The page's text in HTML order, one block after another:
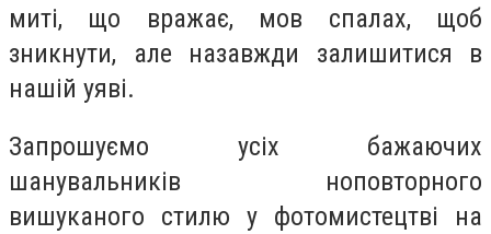
миті, що вражає, мов спалах, щоб
зникнути, але назавжди залишитися в
нашій уяві.
Запрошуємо усіх бажаючих
шанувальників ноповторного
вишуканого стилю у фотомистецтві на